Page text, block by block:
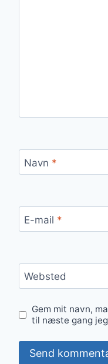
Navn *
E-mail *
Websted
Gem mit navn,
til næste gang